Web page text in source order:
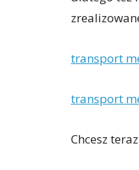
transport
transport
Chcesz